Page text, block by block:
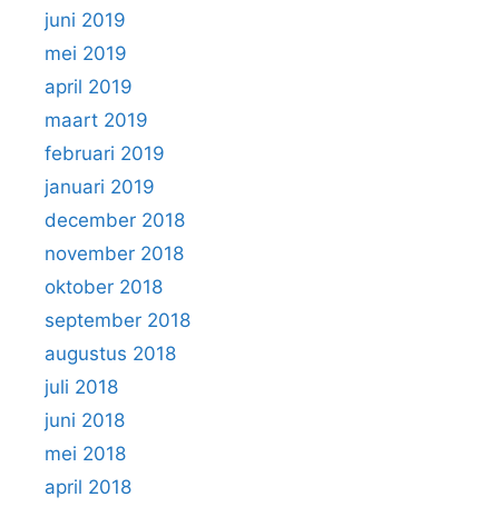
juni 2019
mei 2019
april 2019
maart 2019
februari 2019
januari 2019
december 2018
november 2018
oktober 2018
september 2018
augustus 2018
juli 2018
juni 2018
mei 2018
april 2018